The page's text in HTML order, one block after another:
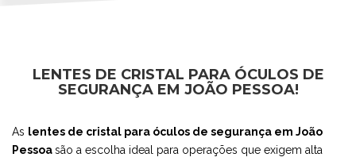
LENTES DE CRISTAL PARA ÓCULOS DE
SEGURANÇA EM JOÃO PESSOA!
As lentes de cristal para óculos de segurança em João
Pessoasão a escolha ideal para operações que exigem alta